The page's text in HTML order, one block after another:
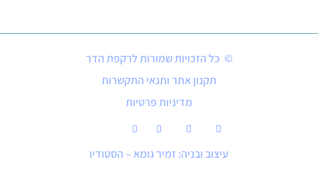
© כל הזכויות שמורות לרקפת הדר
תקנון אתר ותנאי התקשרות
מדיניות פרטיות
עיצוב ובניה: זמיר גומא – הסטודיו